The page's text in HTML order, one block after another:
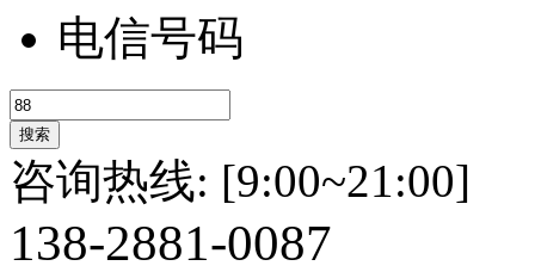
电信号码
咨询热线: [9:00~21:00]
138-2881-0087